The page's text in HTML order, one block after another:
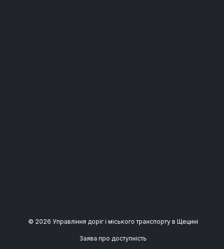
© 2026 Управління доріг і міського транспорту в Щецині
Заява про доступність